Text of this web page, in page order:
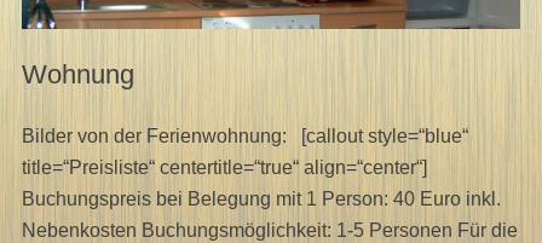
Wohnung
Bilder von der Ferienwohnung: [callout style=“blue“
title=“Preisliste“ centertitle=“true“ align=“center“]
Buchungspreis bei Belegung mit 1 Person: 40 Euro inkl.
Nebenkosten Buchungsmöglichkeit: 1-5 Personen Für die